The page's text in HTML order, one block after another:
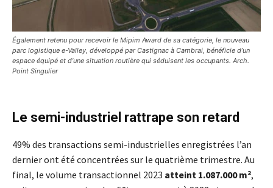
Également retenu pour recevoir le Mipim Award de sa catégorie, le nouveau
parc logistique e-Valley, développé par Castignac à Cambrai, bénéficie d’un
espace équipé et d’une situation routière qui séduisent les occupants. Arch.
Point Singulier
Le semi-industriel rattrape son retard
49% des transactions semi-industrielles enregistrées l’an
dernier ont été concentrées sur le quatrième trimestre. Au
final, le volume transactionnel 2023 atteint 1.087.000 m²,